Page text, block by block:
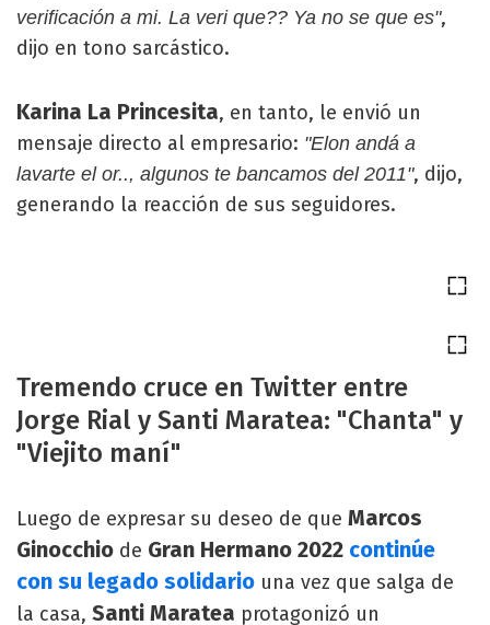
verificación a mi. La veri que?? Ya no se que es",
dijo en tono sarcástico.
Karina La Princesita, en tanto, le envió un
mensaje directo al empresario: "Elon andá a
lavarte el or.., algunos te bancamos del 2011", dijo,
generando la reacción de sus seguidores.
Tremendo cruce en Twitter entre
Jorge Rial y Santi Maratea: "Chanta" y
"Viejito maní"
Luego de expresar su deseo de que Marcos
Ginocchio de Gran Hermano 2022 continúe
con su legado solidario una vez que salga de
la casa, Santi Maratea protagonizó un